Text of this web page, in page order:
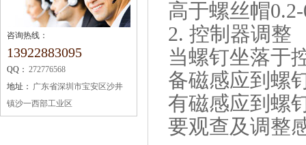
咨询热线：
13922883095
QQ： 272776568
地址： 广东省深圳市宝安区沙井
镇沙一西部工业区
高于螺丝帽
2. 控制器调整
当螺钉坐落于
备磁感应到螺
有磁感应到螺
要观查及调整